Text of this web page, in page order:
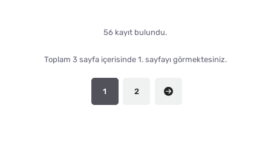
56 kayıt bulundu.
Toplam 3 sayfa içerisinde 1. sayfayı görmektesiniz.
1 2